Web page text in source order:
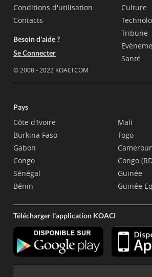
Conditions d'utilisation
Contacts
Besoin d'aide ?
Se Connecter
© 2008 - 2022 KOACI.COM
Culture
Tribune
Santé
Pays
Côte d'Ivoire
Burkina Faso
Gabon
Congo
Sénégal
Bénin
Mali
Togo
Congo
Guinée
Guinée
Télécharger l'application KOACI